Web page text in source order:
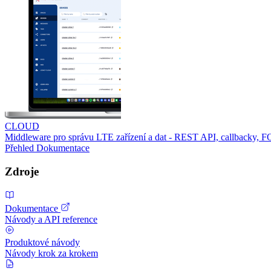
CLOUD
Middleware pro správu LTE zařízení a dat - REST API, callbacky,
Přehled Dokumentace
Zdroje
Dokumentace
Návody a API reference
Produktové návody
Návody krok za krokem